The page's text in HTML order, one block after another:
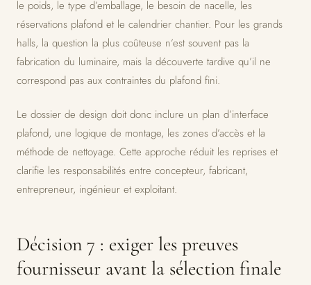
le poids, le type d’emballage, le besoin de nacelle, les
réservations plafond et le calendrier chantier. Pour les grands
halls, la question la plus coûteuse n’est souvent pas la
fabrication du luminaire, mais la découverte tardive qu’il ne
correspond pas aux contraintes du plafond fini.
Le dossier de design doit donc inclure un plan d’interface
plafond, une logique de montage, les zones d’accès et la
méthode de nettoyage. Cette approche réduit les reprises et
clarifie les responsabilités entre concepteur, fabricant,
entrepreneur, ingénieur et exploitant.
Décision 7 : exiger les preuves
fournisseur avant la sélection finale